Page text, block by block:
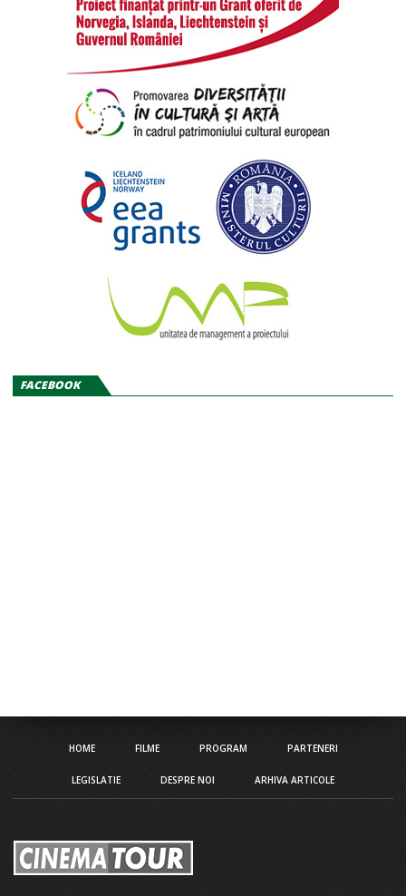
FACEBOOK
HOME FILME PROGRAM PARTENERI
LEGISLATIE DESPRE NOI ARHIVA ARTICOLE